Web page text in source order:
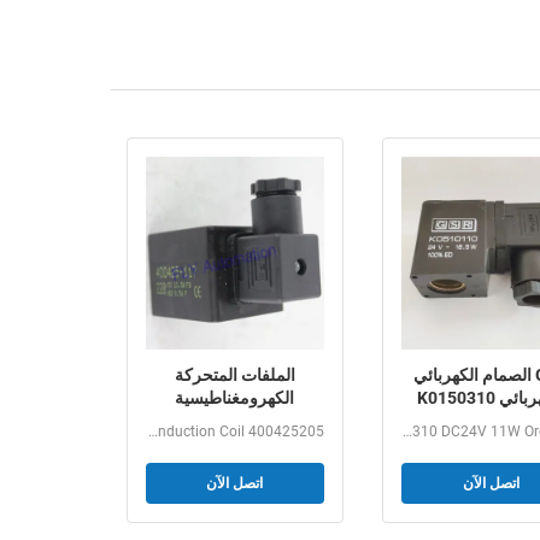
GSR الصمام الكهربائي
الكهربائي K0150310
GSR Solenoid valve Coil K0150310 DC24V 11W Ordering...
اتصل الآن
الملفات المتحركة
الكهرومغناطيسية
Solenoid Electromagnetic Induction Coil 400425205,...
اتصل الآن